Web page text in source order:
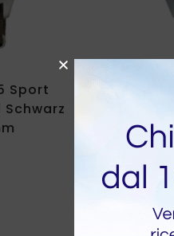
Sport
Seiko
Solar
39 mm
750,00 €